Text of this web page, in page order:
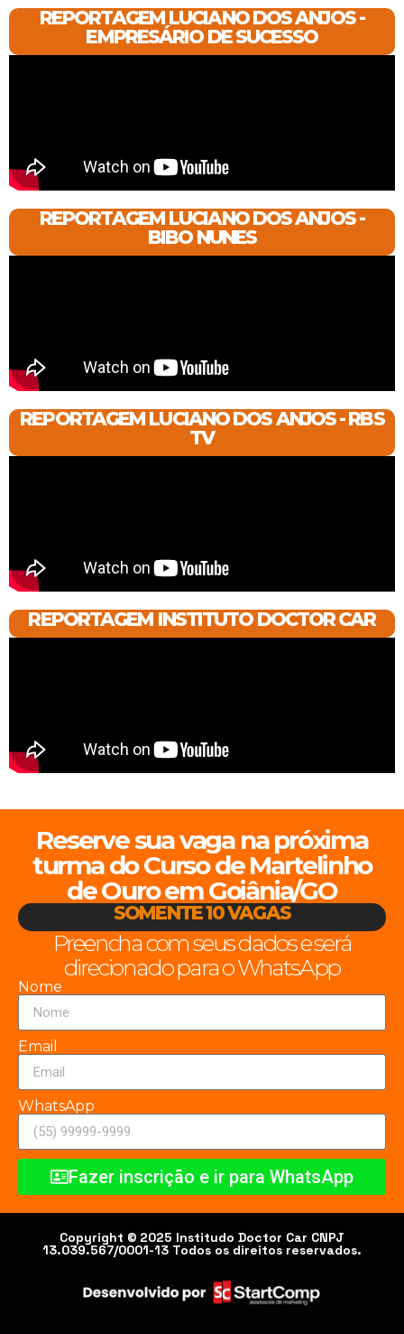
REPORTAGEM LUCIANO DOS ANJOS -
EMPRESÁRIO DE SUCESSO
REPORTAGEM LUCIANO DOS ANJOS -
BIBO NUNES
REPORTAGEM LUCIANO DOS ANJOS - RBS
TV
REPORTAGEM INSTITUTO DOCTOR CAR
Reserve sua vaga na próxima
turma do Curso de Martelinho
de Ouro em Goiânia/GO
SOMENTE 10 VAGAS
Preencha com seus dados e será
direcionado para o WhatsApp
Nome
Email
WhatsApp
Fazer inscrição e ir para WhatsApp
Copyright © 2025 Institudo Doctor Car CNPJ
13.039.567/0001-13 Todos os direitos reservados.